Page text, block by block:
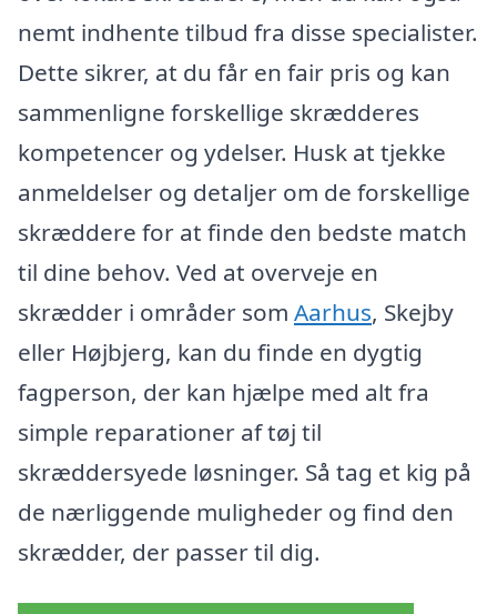
nemt indhente tilbud fra disse specialister.
Dette sikrer, at du får en fair pris og kan
sammenligne forskellige skrædderes
kompetencer og ydelser. Husk at tjekke
anmeldelser og detaljer om de forskellige
skræddere for at finde den bedste match
til dine behov. Ved at overveje en
skrædder i områder som Aarhus, Skejby
eller Højbjerg, kan du finde en dygtig
fagperson, der kan hjælpe med alt fra
simple reparationer af tøj til
skræddersyede løsninger. Så tag et kig på
de nærliggende muligheder og find den
skrædder, der passer til dig.